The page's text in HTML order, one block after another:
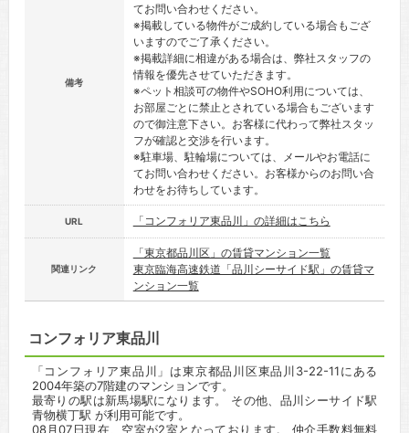
備考
てお問い合わせください。
※掲載している物件がご成約している場合もござ
いますのでご了承ください。
※掲載詳細に相違がある場合は、弊社スタッフの
情報を優先させていただきます。
※ペット相談可の物件やSOHO利用については、
お部屋ごとに禁止とされている場合もございます
ので御注意下さい。お客様に代わって弊社スタッ
フが確認と交渉を行います。
※駐車場、駐輪場については、メールやお電話に
てお問い合わせください。お客様からのお問い合
わせをお待ちしています。
URL 「コンフォリア東品川」の詳細はこちら
関連リンク
「東京都品川区」の賃貸マンション一覧
東京臨海高速鉄道「品川シーサイド駅」の賃貸マ
ンション一覧
コンフォリア東品川
「コンフォリア東品川」は東京都品川区東品川3-22-11にある
2004年築の7階建のマンションです。
最寄りの駅は新馬場駅になります。 その他、品川シーサイド駅
青物横丁駅 が利用可能です。
08月07日現在、空室が2室となっております。 仲介手数料無料